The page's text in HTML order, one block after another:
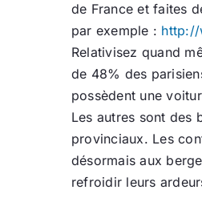
de France et faites
par exemple : http://
Relativisez quand
de 48% des
possèdent une
Les autres sont des
provinciaux. Les
désormais aux
refroidir leurs